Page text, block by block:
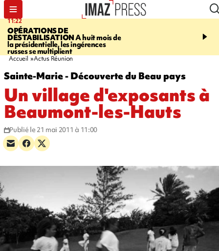
11:22
OPÉRATIONS DE
DÉSTABILISATIONA huit mois de
la présidentielle, les ingérences
russes se multiplient
14:51
Rivière triple champion
Accueil Actus Réunion
Sainte-Marie - Découverte du Beau pays
Un village d'exposants à
Beaumont-les-Hauts
Publié le 21 mai 2011 à 11:00